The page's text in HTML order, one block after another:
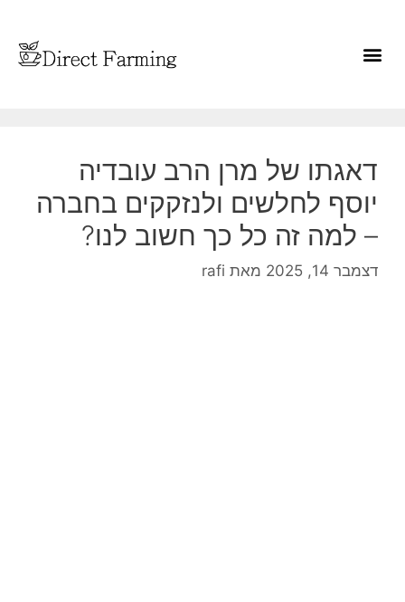
דאגתו של מרן הרב עובדיה
יוסף לחלשים ולנזקקים בחברה
– למה זה כל כך חשוב לנו?
דצמבר 14, 2025 מאת rafi